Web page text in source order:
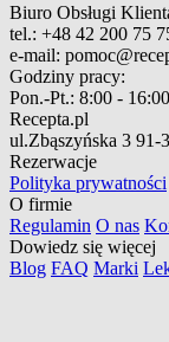
Biuro Obsługi
tel.: +48 42 200 75
e-mail:
Godziny pracy:
Pon.-Pt.: 8:00 - 16:00
Recepta.pl
ul.Zbąszyńska 3 91-
Rezerwacje
Polityka prywatności
O firmie
Regulamin O nas
Dowiedz się więcej
Blog FAQ Marki